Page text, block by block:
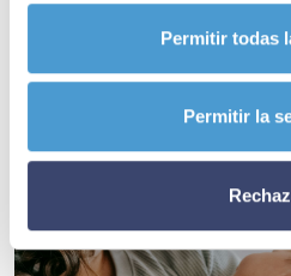
Permitir todas
Permitir la